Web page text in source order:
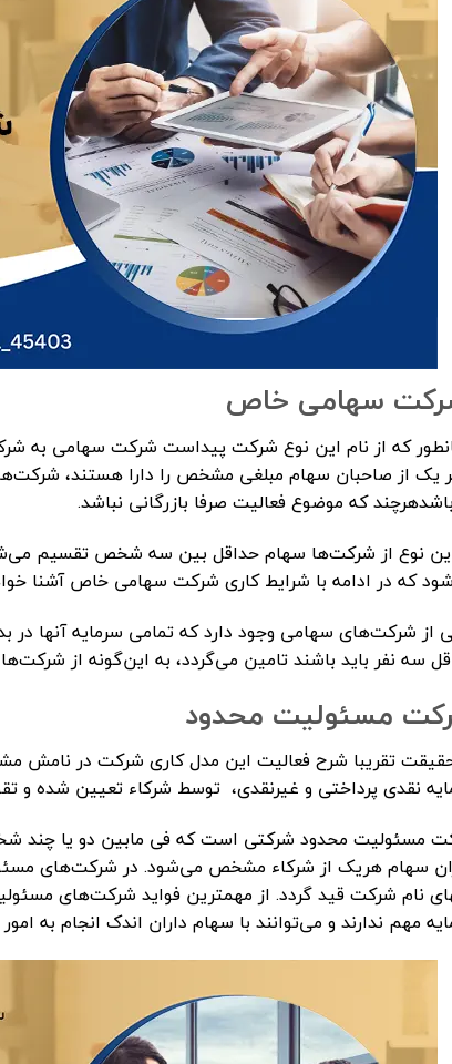
سهامی خاص
که از نام این نوع شرکت پیداست شرکت سهامی به
یک از صاحبان سهام مبلغی مشخص را دارا هستند،
که موضوع فعالیت صرفا بازرگانی نباشد.
نوع از شرکت‌ها سهام حداقل بین سه شخص تقسیم
که در ادامه با شرایط کاری شرکت سهامی خاص آشنا
از شرکت‌های سهامی وجود دارد که تمامی سرمایه آنها
سه نفر باید باشند تامین می‌گردد، به این‌گونه از
مسئولیت محدود
تقریبا شرح فعالیت این مدل کاری شرکت در
نقدی پرداختی و غیرنقدی، توسط شرکاء تعیین شده و
مسئولیت محدود شرکتی است که فی مابین دو یا چند
سهام هریک از شرکاء مشخص می‌شود. در شرکت‌های
نام شرکت قید گردد. از مهمترین فواید شرکت‌های
مهم ندارند و می‌توانند با سهام داران اندک انجام به